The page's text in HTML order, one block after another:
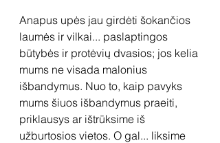
Anapus upės jau girdėti šokančios
laumės ir vilkai... paslaptingos
būtybės ir protėvių dvasios; jos kelia
mums ne visada malonius
išbandymus. Nuo to, kaip pavyks
mums šiuos išbandymus praeiti,
priklausys ar ištrūksime iš
užburtosios vietos. O gal... liksime